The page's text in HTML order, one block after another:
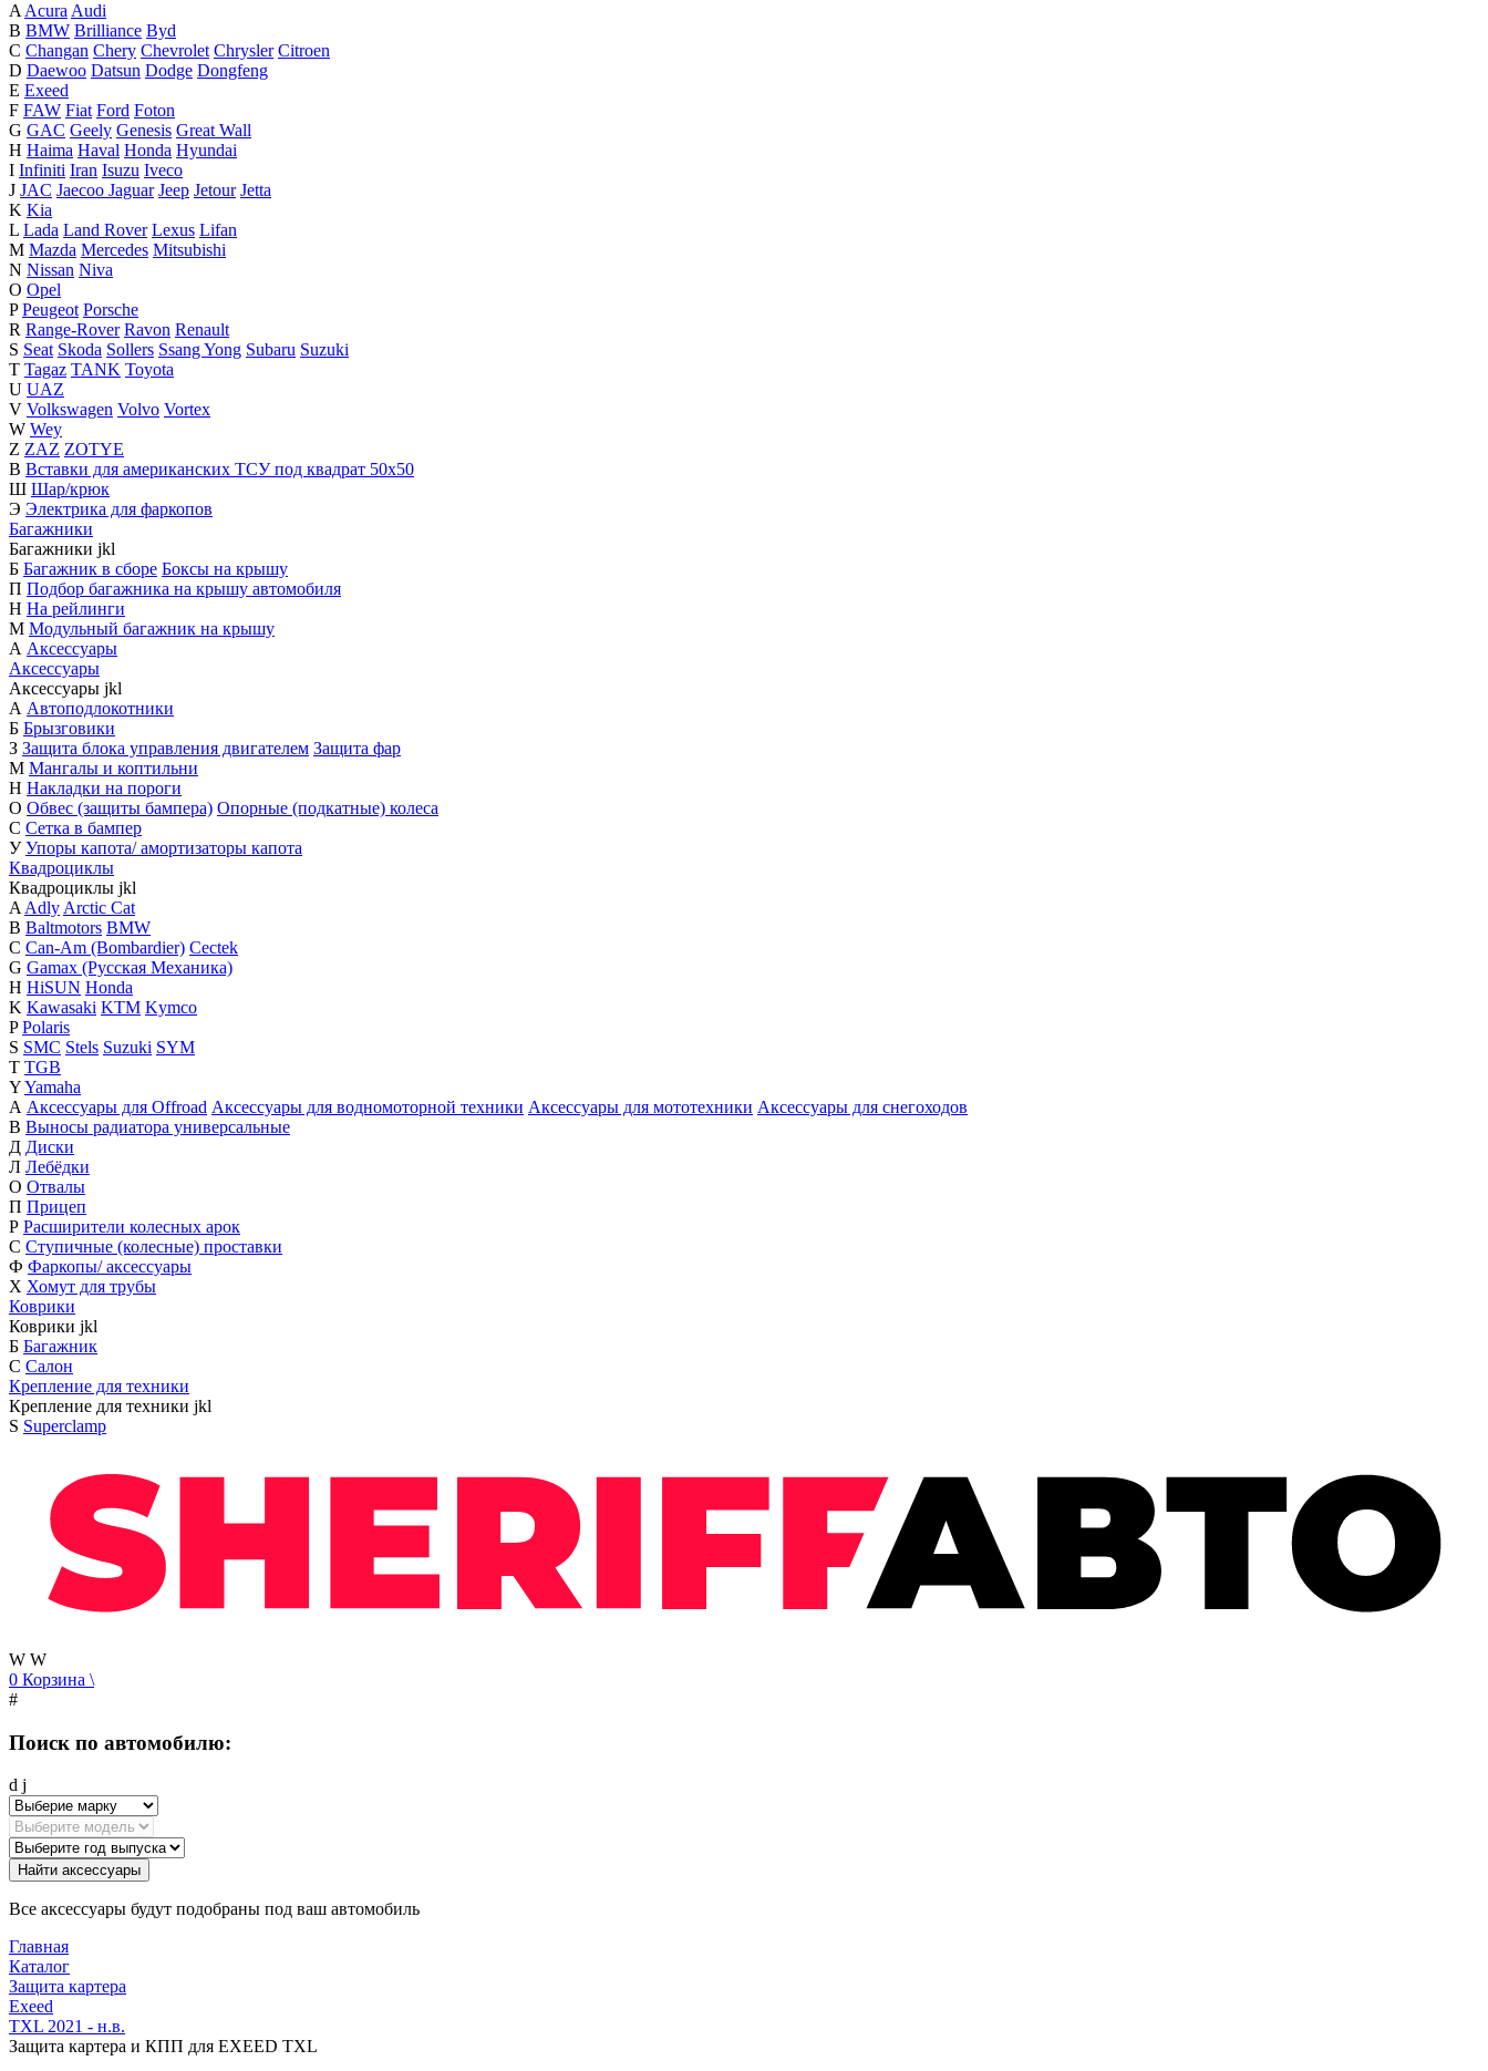
AAcuraAudi
B BMW Brilliance Byd
C Changan Chery Chevrolet Chrysler Citroen
D Daewoo Datsun Dodge Dongfeng
E Exeed
F FAW Fiat Ford Foton
G GAC Geely Genesis Great Wall
H Haima Haval Honda Hyundai
I Infiniti Iran Isuzu Iveco
J JAC Jaecoo Jaguar Jeep Jetour Jetta
K Kia
L Lada Land Rover Lexus Lifan
M Mazda Mercedes Mitsubishi
N Nissan Niva
O Opel
P Peugeot Porsche
R Range-Rover Ravon Renault
S Seat Skoda Sollers Ssang Yong Subaru Suzuki
T Tagaz TANK Toyota
U UAZ
V Volkswagen Volvo Vortex
W Wey
Z ZAZ ZOTYE
В Вставки для американских ТСУ под квадрат 50х50
Ш Шар/крюк
Э Электрика для фаркопов
Багажники
Багажники jkl
Б Багажник в сборе Боксы на крышу
П Подбор багажника на крышу автомобиля
Н На рейлинги
М Модульный багажник на крышу
А Аксессуары
Аксессуары
Аксессуары jkl
А Автоподлокотники
Б Брызговики
З Защита блока управления двигателем Защита фар
М Мангалы и коптильни
Н Накладки на пороги
О Обвес (защиты бампера) Опорные (подкатные) колеса
С Сетка в бампер
У Упоры капота/ амортизаторы капота
Квадроциклы
Квадроциклы jkl
AAdlyArctic Cat
B Baltmotors BMW
C Can-Am (Bombardier) Cectek
G Gamax (Русская Механика)
H HiSUN Honda
K Kawasaki KTM Kymco
P Polaris
S SMC Stels Suzuki SYM
T TGB
YYamaha
А Аксессуары для Offroad Аксессуары для водномоторной техники Аксессуары для мототехники Аксессуары для снегоходов
В Выносы радиатора универсальные
Д Диски
Л Лебёдки
О Отвалы
П Прицеп
Р Расширители колесных арок
С Ступичные (колесные) проставки
Ф Фаркопы/ аксессуары
Х Хомут для трубы
Коврики
Коврики jkl
Б Багажник
С Салон
Крепление для техники
Крепление для техники jkl
S Superclamp
W W
0 Корзина \
#
Поиск по автомобилю:
d j
Найти аксессуары
Все аксессуары будут подобраны под ваш автомобиль
Главная
Каталог
Защита картера
Exeed
TXL 2021 - н.в.
Защита картера и КПП для EXEED TXL